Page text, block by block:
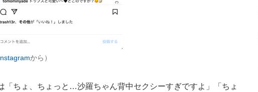
から）
ちょ、ちょっと…沙羅ちゃん背中セクシーすぎですよ」「ちょ